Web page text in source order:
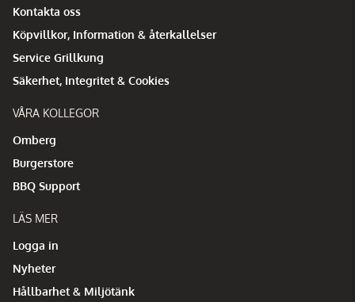
Kontakta oss
Köpvillkor, Information & återkallelser
Service Grillkung
Säkerhet, Integritet & Cookies
VÅRA KOLLEGOR
Omberg
Burgerstore
BBQ Support
LÄS MER
Logga in
Nyheter
Hållbarhet & Miljötänk